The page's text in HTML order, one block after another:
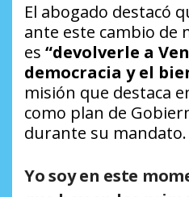
El abogado destacó
ante este cambio de
es “devolverle a
democracia y el
misión que destaca
como plan de
durante su mandato.
Yo soy en este